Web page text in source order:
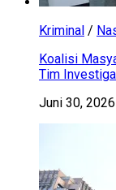
Kriminal /
Koalisi
Tim
Juni 30, 2026